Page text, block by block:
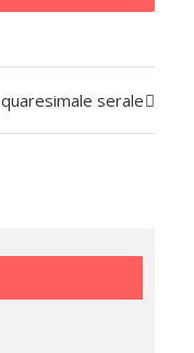
quaresimale serale